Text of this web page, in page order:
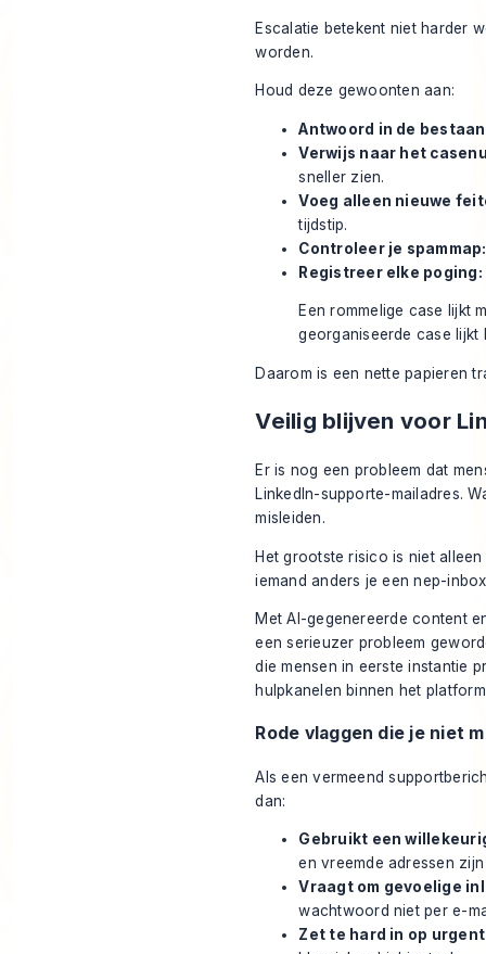
Escalatie betekent niet harder
worden.
Houd deze gewoonten aan:
Antwoord in de
Verwijs naar het
sneller zien.
Voeg alleen nieuwe
tijdstip.
Controleer je spammap:
Registreer elke poging:
Een rommelige case lijkt
georganiseerde case
Daarom is een nette papieren
Veilig blijven voor
Er is nog een probleem dat
LinkedIn-supporte-mailadres.
misleiden.
Het grootste risico is niet
iemand anders je een nep-
Met AI-gegenereerde content
een serieuzer probleem
die mensen in eerste instantie
hulpkanelen binnen het
Rode vlaggen die je niet
Als een vermeend
dan:
Gebruikt een
en vreemde adressen
Vraagt om gevoelige
wachtwoord niet per e-
Zet te hard in op